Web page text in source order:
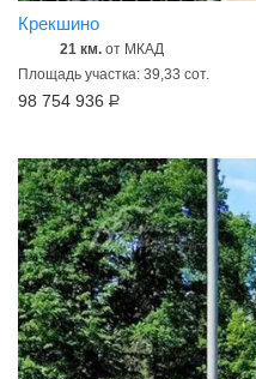
Крекшино
21 км. от МКАД
Площадь участка: 39,33 сот.
98 754 936 Р